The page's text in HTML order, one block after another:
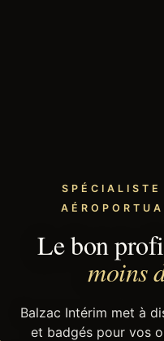
Le bon
moins
Balzac Intérim met à
et badgés pour vos